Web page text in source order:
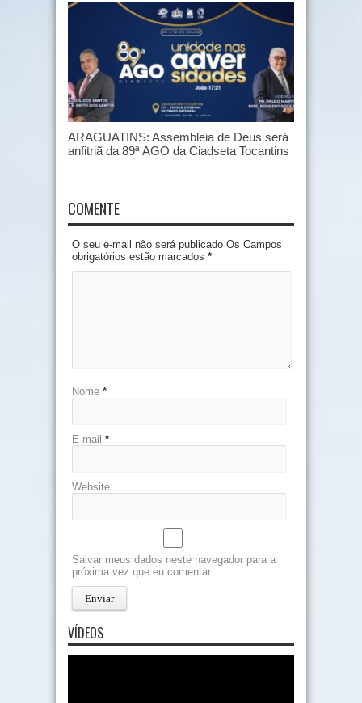
ARAGUATINS: Assembleia de Deus será
anfitriã da 89ª AGO da Ciadseta Tocantins
COMENTE
O seu e-mail não será publicado Os Campos
obrigatórios estão marcados *
Nome *
E-mail *
Website
Salvar meus dados neste navegador para a
próxima vez que eu comentar.
VÍDEOS